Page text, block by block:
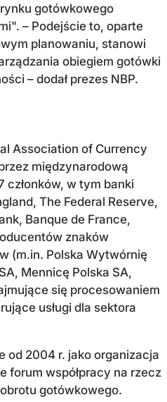
gotówkowego
– Podejście to, oparte
planowaniu, stanowi
obiegiem gotówki
– dodał prezes NBP.
Association of Currency
międzynarodową
członków, w tym banki
The Federal Reserve,
Banque de France,
znaków
(m.in. Polska Wytwórnię
Mennicę Polska SA,
się procesowaniem
usługi dla sektora
od 2004 r. jako organizacja
forum współpracy na rzecz
gotówkowego.